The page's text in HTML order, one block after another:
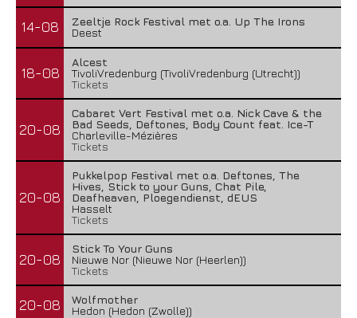
14-08
Zeeltje Rock Festival met o.a. Up The Irons
Deest
18-08
Alcest
TivoliVredenburg (TivoliVredenburg (Utrecht))
Tickets
20-08
Cabaret Vert Festival met o.a. Nick Cave & the
Bad Seeds, Deftones, Body Count feat. Ice-T
Charleville-Mézières
Tickets
20-08
Pukkelpop Festival met o.a. Deftones, The
Hives, Stick to your Guns, Chat Pile,
Deafheaven, Ploegendienst, dEUS
Hasselt
Tickets
20-08
Stick To Your Guns
Nieuwe Nor (Nieuwe Nor (Heerlen))
Tickets
20-08
Wolfmother
Hedon (Hedon (Zwolle))